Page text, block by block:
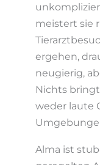
meistert sie
ergehen,
neugierig,
Nichts
weder laute
Alma ist